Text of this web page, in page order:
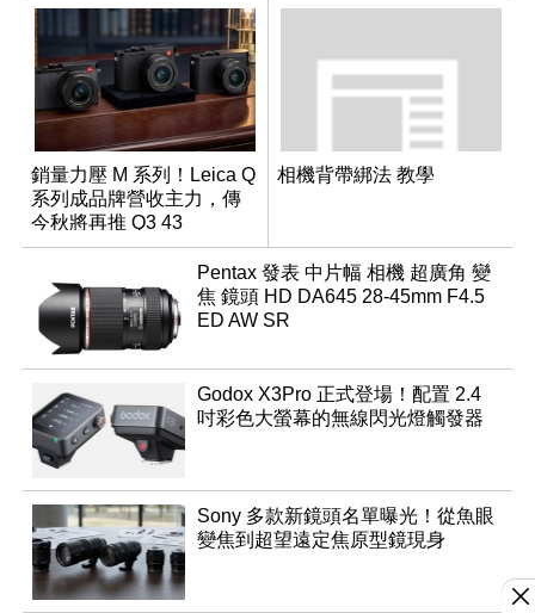
銷量力壓 M 系列！Leica Q
系列成品牌營收主力，傳
今秋將再推 Q3 43
Monochrom
相機背帶綁法 教學
Pentax 發表 中片幅 相機 超廣角 變
焦 鏡頭 HD DA645 28-45mm F4.5
ED AW SR
Godox X3Pro 正式登場！配置 2.4
吋彩色大螢幕的無線閃光燈觸發器
Sony 多款新鏡頭名單曝光！從魚眼
變焦到超望遠定焦原型鏡現身